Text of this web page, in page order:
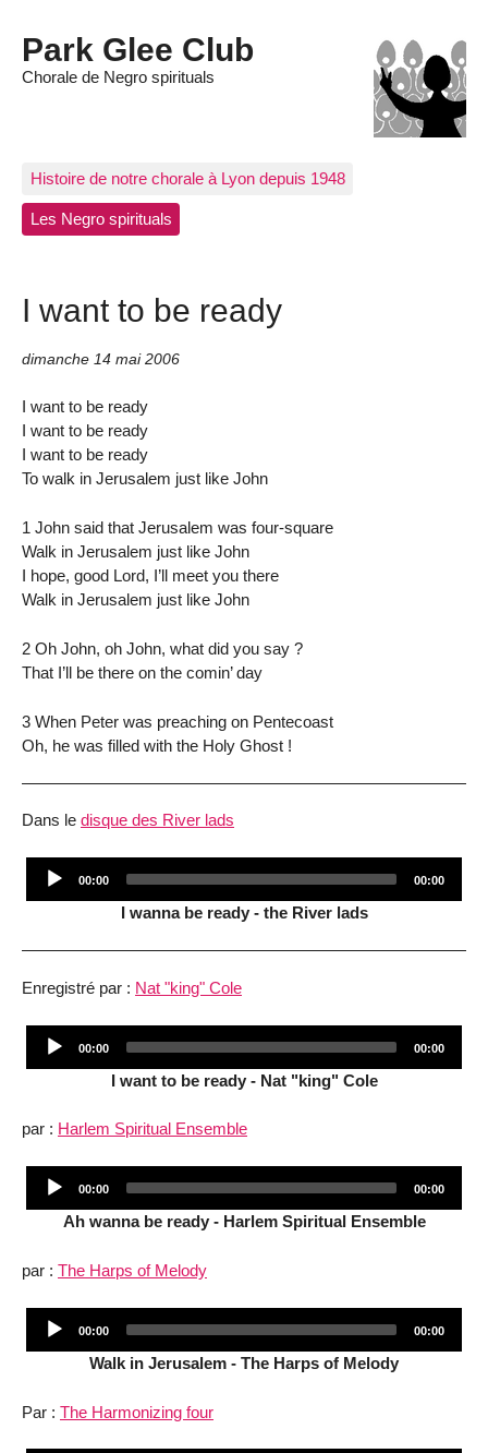
Park Glee Club
Chorale de Negro spirituals
Histoire de notre chorale à Lyon depuis 1948
Les Negro spirituals
I want to be ready
dimanche 14 mai 2006
I want to be ready
I want to be ready
I want to be ready
To walk in Jerusalem just like John
1 John said that Jerusalem was four-square
Walk in Jerusalem just like John
I hope, good Lord, I’ll meet you there
Walk in Jerusalem just like John
2 Oh John, oh John, what did you say ?
That I’ll be there on the comin’ day
3 When Peter was preaching on Pentecoast
Oh, he was filled with the Holy Ghost !
Dans le disque des River lads
Current
00:00
Total
00:00
I wanna be ready - the River lads
Enregistré par : Nat "king" Cole
Current
00:00
Total
00:00
I want to be ready - Nat "king" Cole
par : Harlem Spiritual Ensemble
Current
00:00
Total
00:00
Ah wanna be ready - Harlem Spiritual Ensemble
par : The Harps of Melody
Current
00:00
Total
00:00
Walk in Jerusalem - The Harps of Melody
Par : The Harmonizing four